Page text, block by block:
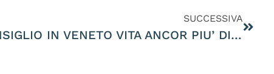
SUCCESSIVA
CON IL VOTO DEL CONSIGLIO IN VENETO VITA ANCOR PIU’ DIFFICILE PER GLI ANIMALI SELVATICI. DA REGISTRARE UN SOLO PICCOLO PASSO IN AVANTI NELLE TUTELE DEI MIGRATORI NELLE ZONE DI RIPOPOLAMENTO GRAZIE ALL’APPROVAZIONE DI UN MIO EMENDAMENTO